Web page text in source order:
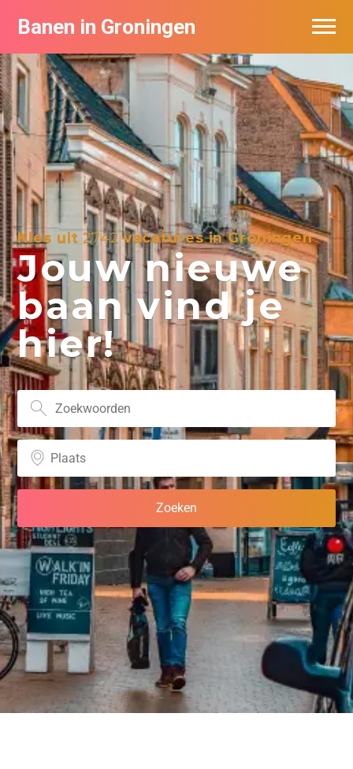
Banen in Groningen
Kies uit2742vacatures in Groningen
Jouw nieuwe
baan vind je
hier!
Vacatures per bedrijf
De populairste vacatures in Groningen
Nieuwsbrief feed